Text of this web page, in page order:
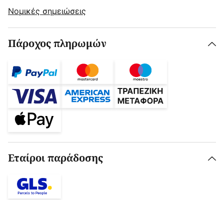
Νομικές σημειώσεις
Πάροχος πληρωμών
Εταίροι παράδοσης